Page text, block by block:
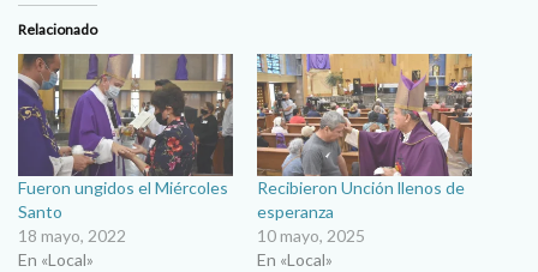
Relacionado
Fueron ungidos el Miércoles
Santo
18 mayo, 2022
En «Local»
Recibieron Unción llenos de
esperanza
10 mayo, 2025
En «Local»